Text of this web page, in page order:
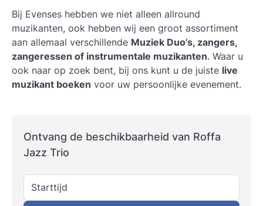
Bij Evenses hebben we niet alleen allround
muzikanten, ook hebben wij een groot assortiment
aan allemaal verschillende Muziek Duo’s, zangers,
zangeressen of instrumentale muzikanten. Waar u
ook naar op zoek bent, bij ons kunt u de juiste live
muzikant boeken voor uw persoonlijke evenement.
Ontvang de beschikbaarheid van Roffa
Jazz Trio
Starttijd